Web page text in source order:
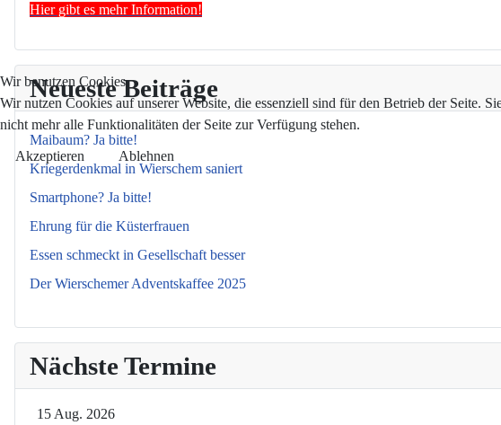
Hier gibt es mehr Information!
Neueste Beiträge
Maibaum? Ja bitte!
Kriegerdenkmal in Wierschem saniert
Smartphone? Ja bitte!
Ehrung für die Küsterfrauen
Essen schmeckt in Gesellschaft besser
Der Wierschemer Adventskaffee 2025
Nächste Termine
15 Aug. 2026
Wir benutzen Cookies
Wir nutzen Cookies auf unserer Website, die essenziell sind für den Betrieb der Seite.
nicht mehr alle Funktionalitäten der Seite zur Verfügung stehen.
Akzeptieren Ablehnen